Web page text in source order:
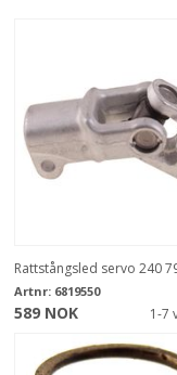
Rattstångsled servo 240
Artnr: 6819550
589 NOK 1-7